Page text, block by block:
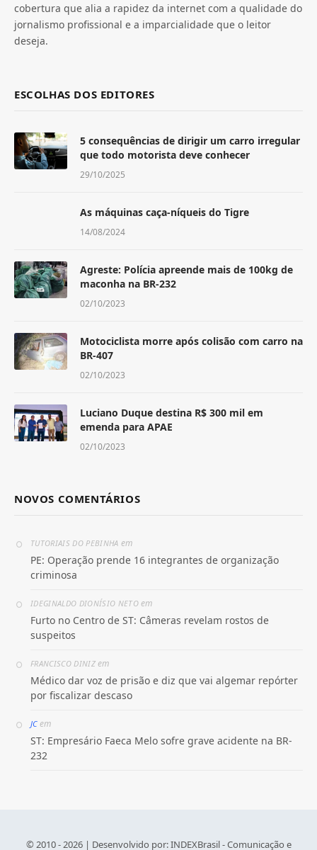
cobertura que alia a rapidez da internet com a qualidade do
jornalismo profissional e a imparcialidade que o leitor
deseja.
ESCOLHAS DOS EDITORES
5 consequências de dirigir um carro irregular
que todo motorista deve conhecer
29/10/2025
As máquinas caça-níqueis do Tigre
14/08/2024
Agreste: Polícia apreende mais de 100kg de
maconha na BR-232
02/10/2023
Motociclista morre após colisão com carro na
BR-407
02/10/2023
Luciano Duque destina R$ 300 mil em
emenda para APAE
02/10/2023
NOVOS COMENTÁRIOS
TUTORIAIS DO PEBINHA em
PE: Operação prende 16 integrantes de organização
criminosa
IDEGINALDO DIONÍSIO NETOem
Furto no Centro de ST: Câmeras revelam rostos de
suspeitos
FRANCISCO DINIZem
Médico dar voz de prisão e diz que vai algemar repórter
por fiscalizar descaso
JCem
ST: Empresário Faeca Melo sofre grave acidente na BR-
232
© 2010 - 2026 | Desenvolvido por:INDEXBrasil - Comunicação e